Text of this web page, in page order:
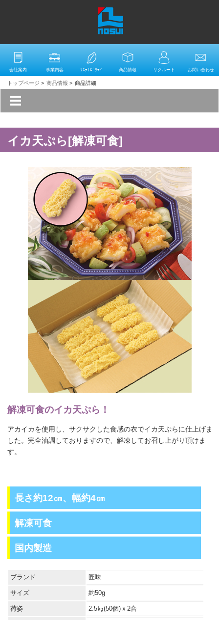
会社案内 事業内容 ｻｽﾃﾅﾋﾞﾘﾃｨ 商品情報 リクルート お問い合わせ
トップページ > 商品情報 > 商品詳細
イカ天ぷら[解凍可食]
解凍可食のイカ天ぷら！
アカイカを使用し、サクサクした食感の衣でイカ天ぷらに仕上げま
した。完全油調しておりますので、解凍してお召し上がり頂けま
す。
長さ約12㎝、幅約4㎝
解凍可食
国内製造
ブランド 匠味
サイズ 約50g
荷姿 2.5㎏(50個)ｘ2合